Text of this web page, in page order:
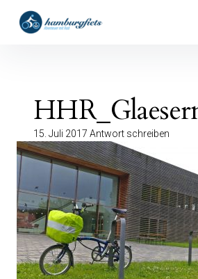
überspringen
hamburgfiets –
15. Juli 2017 Antwort schreiben